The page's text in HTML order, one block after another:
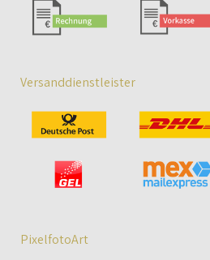
Versanddienstleister
PixelfotoArt